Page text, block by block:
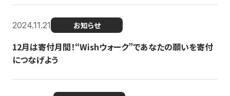
2024.11.21 お知らせ
12月は寄付月間！“Wishウォーク”であなたの願いを寄付
につなげよう